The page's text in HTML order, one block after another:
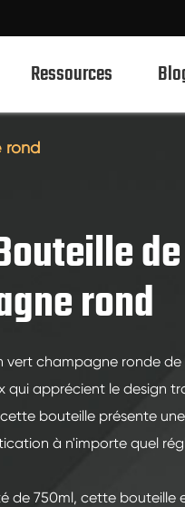
Ressources
rond
rond
vert champagne ronde
qui apprécient le design
bouteille présente
à n'importe quel
de 750ml, cette bouteille